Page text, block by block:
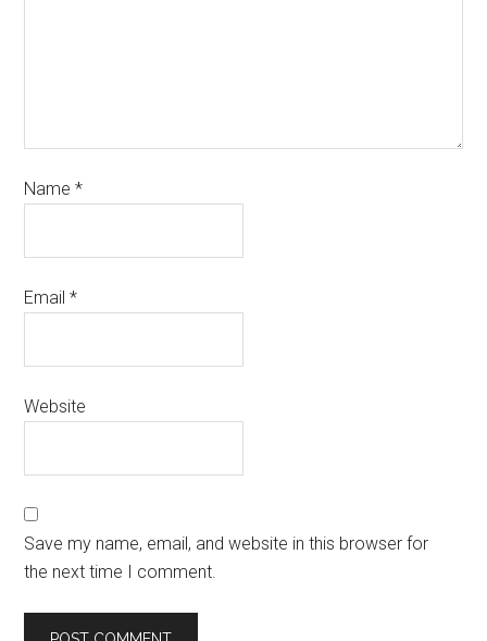
Name*
Email*
Website
Save my name, email, and website in this browser for
the next time I comment.